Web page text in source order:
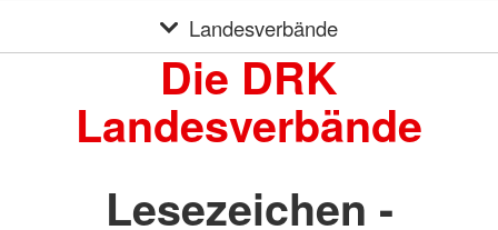
Landesverbände
Die DRK
Landesverbände
Lesezeichen -